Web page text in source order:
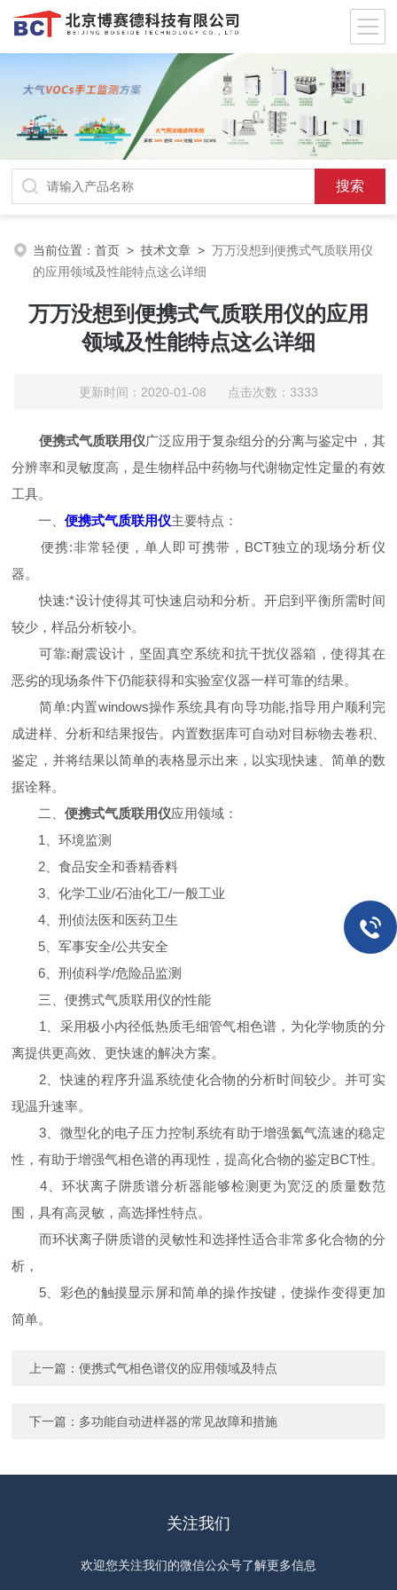
当前位置：首页 >技术文章 >万万没想到便携式气质联用仪
的应用领域及性能特点这么详细
万万没想到便携式气质联用仪的应用
领域及性能特点这么详细
更新时间：2020-01-08 点击次数：3333
便携式气质联用仪广泛应用于复杂组分的分离与鉴定中，其
分辨率和灵敏度高，是生物样品中药物与代谢物定性定量的有效
工具。
一、便携式气质联用仪主要特点：
便携:非常轻便，单人即可携带，BCT独立的现场分析仪
器。
快速:*设计使得其可快速启动和分析。开启到平衡所需时间
较少，样品分析较小。
可靠:耐震设计，坚固真空系统和抗干扰仪器箱，使得其在
恶劣的现场条件下仍能获得和实验室仪器一样可靠的结果。
简单:内置windows操作系统具有向导功能,指导用户顺利完
成进样、分析和结果报告。内置数据库可自动对目标物去卷积、
鉴定，并将结果以简单的表格显示出来，以实现快速、简单的数
据诠释。
二、便携式气质联用仪应用领域：
1、环境监测
2、食品安全和香精香料
3、化学工业/石油化工/一般工业
4、刑侦法医和医药卫生
5、军事安全/公共安全
6、刑侦科学/危险品监测
三、便携式气质联用仪的性能
1、采用极小内径低热质毛细管气相色谱，为化学物质的分
离提供更高效、更快速的解决方案。
2、快速的程序升温系统使化合物的分析时间较少。并可实
现温升速率。
3、微型化的电子压力控制系统有助于增强氦气流速的稳定
性，有助于增强气相色谱的再现性，提高化合物的鉴定BCT性。
4、环状离子阱质谱分析器能够检测更为宽泛的质量数范
围，具有高灵敏，高选择性特点。
而环状离子阱质谱的灵敏性和选择性适合非常多化合物的分
析，
5、彩色的触摸显示屏和简单的操作按键，使操作变得更加
简单。
上一篇：便携式气相色谱仪的应用领域及特点
下一篇： 多功能自动进样器的常见故障和措施
关注我们
欢迎您关注我们的微信公众号了解更多信息